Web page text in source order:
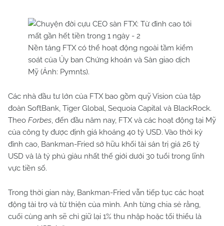
Nền tảng FTX có thể hoạt động ngoài tầm kiểm
soát của Ủy ban Chứng khoán và Sàn giao dịch
Mỹ (Ảnh: Pymnts).
Các nhà đầu tư lớn của FTX bao gồm quỹ Vision của tập
đoàn SoftBank, Tiger Global, Sequoia Capital và BlackRock.
Theo Forbes, đến đầu năm nay, FTX và các hoạt động tại Mỹ
của công ty được định giá khoảng 40 tỷ USD. Vào thời kỳ
đỉnh cao, Bankman-Fried sở hữu khối tài sản trị giá 26 tỷ
USD và là tỷ phú giàu nhất thế giới dưới 30 tuổi trong lĩnh
vực tiền số.
Trong thời gian này, Bankman-Fried vẫn tiếp tục các hoạt
động tài trợ và từ thiện của mình. Anh từng chia sẻ rằng,
cuối cùng anh sẽ chỉ giữ lại 1% thu nhập hoặc tối thiểu là